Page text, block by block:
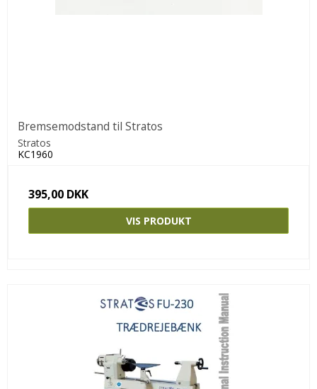
Bremsemodstand til Stratos
Stratos
KC1960
395,00 DKK
VIS PRODUKT